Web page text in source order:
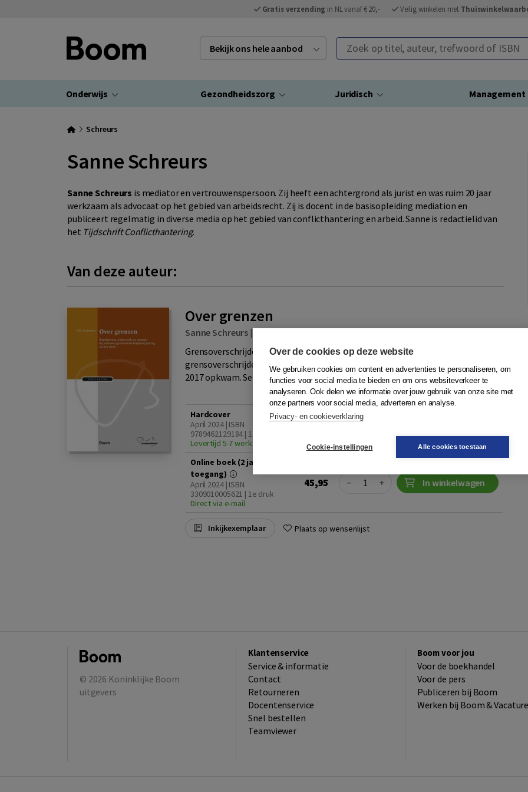
Gratis verzending in NL vanaf € 20,- Veilig winkelen met
Bekijk ons hele aanbod Zoek op titel, auteur, trefwoord of ISBN
Onderwijs Gezondheidszorg Juridisch Management
Schreurs
Sanne Schreurs
Sanne Schreurs is mediator en vertrouwenspersoon. Zij heeft een achtergrond als jurist en was ruim 20 jaar
werkzaam als advocaat op het gebied van arbeidsrecht. Zij is docent in de basisopleiding mediation en
publiceert regelmatig in diverse media op het gebied van conflicthantering en arbeid. Sanne is redactielid van
het Tijdschrift Conflicthantering.
Van deze auteur:
Over grenzen
Sanne Schreurs |
Grensoverschrijdend gedrag in de werksituatieDe aandacht voor seksueel
grensoverschrijdend gedrag is enorm toegenomen sinds de #MeToo-beweging in
2017 opkwam. Seksueel grensoverschrijdend gedrag do...Meer
Hardcover
April 2024 | ISBN
9789462129184 | 1e druk
Levertijd 5-7 werkdagen
Quantity
Online boek (2 jaar
toegang)
April 2024 | ISBN
3309010005621 | 1e druk
Direct via e-mail
45,95 Quantity
− + In winkelwagen
Inkijkexemplaar Plaats op wensenlijst
© 2026 Koninklijke Boom
uitgevers
Klantenservice
Service & informatie
Contact
Retourneren
Docentenservice
Snel bestellen
Teamviewer
Boom voor jou
Voor de boekhandel
Voor de pers
Publiceren bij Boom
Werken bij Boom &
Over de cookies op deze website
We gebruiken cookies om content en advertenties te personaliseren, om
functies voor social media te bieden en om ons websiteverkeer te
analyseren. Ook delen we informatie over jouw gebruik van onze site met
onze partners voor social media, adverteren en analyse.
Privacy- en cookieverklaring
Cookie-instellingen Alle cookies toestaan